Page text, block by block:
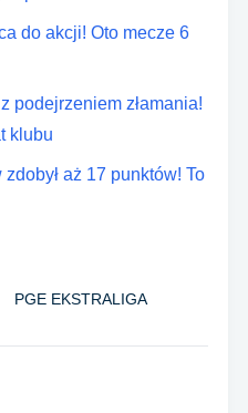
do akcji! Oto mecze 6
podejrzeniem złamania!
klubu
aż 17 punktów! To
PGE EKSTRALIGA